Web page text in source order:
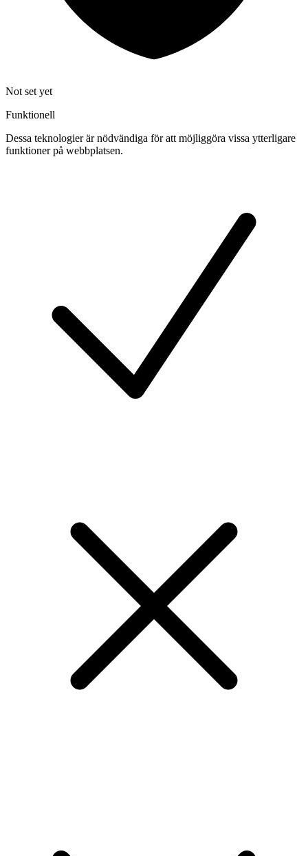
Not set yet
Funktionell
Dessa teknologier är nödvändiga för att möjliggöra vissa ytterligare
funktioner på webbplatsen.